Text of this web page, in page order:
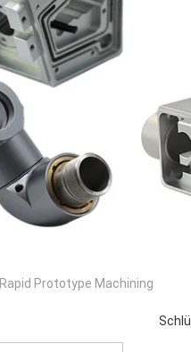
Rapid Prototype Machining